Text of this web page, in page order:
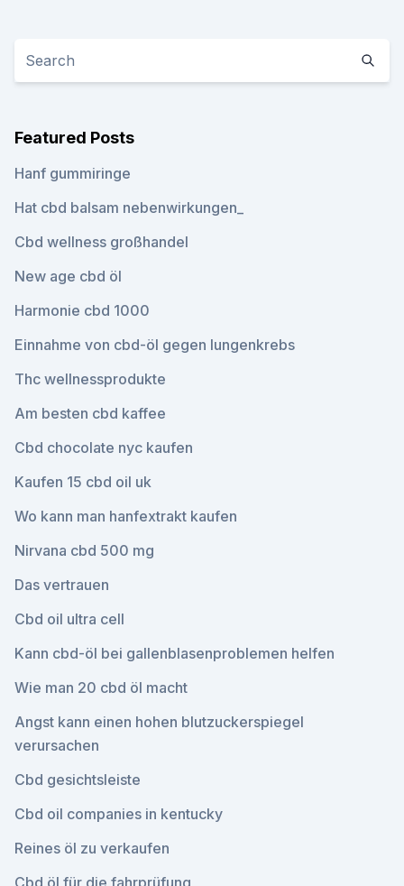
Featured Posts
Hanf gummiringe
Hat cbd balsam nebenwirkungen_
Cbd wellness großhandel
New age cbd öl
Harmonie cbd 1000
Einnahme von cbd-öl gegen lungenkrebs
Thc wellnessprodukte
Am besten cbd kaffee
Cbd chocolate nyc kaufen
Kaufen 15 cbd oil uk
Wo kann man hanfextrakt kaufen
Nirvana cbd 500 mg
Das vertrauen
Cbd oil ultra cell
Kann cbd-öl bei gallenblasenproblemen helfen
Wie man 20 cbd öl macht
Angst kann einen hohen blutzuckerspiegel
verursachen
Cbd gesichtsleiste
Cbd oil companies in kentucky
Reines öl zu verkaufen
Cbd öl für die fahrprüfung